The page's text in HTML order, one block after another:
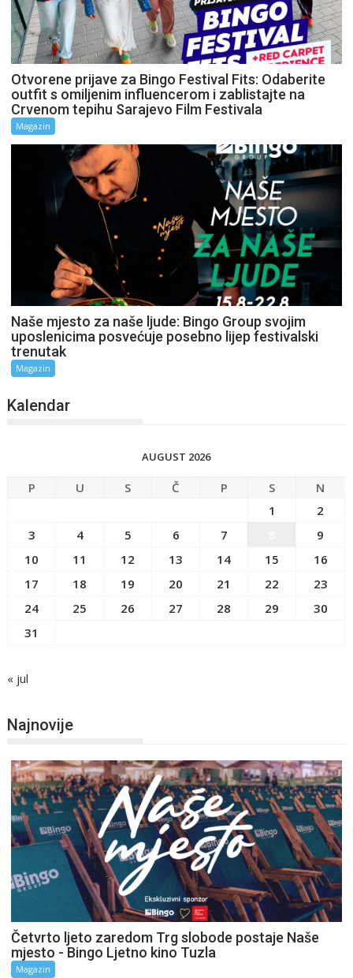
Otvorene prijave za Bingo Festival Fits: Odaberite
outfit s omiljenim influencerom i zablistajte na
Crvenom tepihu Sarajevo Film Festivala
Magazin
Naše mjesto za naše ljude: Bingo Group svojim
uposlenicima posvećuje posebno lijep festivalski
trenutak
Magazin
Kalendar
AUGUST 2026
P U S Č P S
N
1
2
3
4 5 6 7
9
10
11 12 13 14 15
16
17
18 19 20 21 22
23
24
25 26 27 28 29
30
31
« jul
Najnovije
Četvrto ljeto zaredom Trg slobode postaje Naše
mjesto - Bingo Ljetno kino Tuzla
Magazin